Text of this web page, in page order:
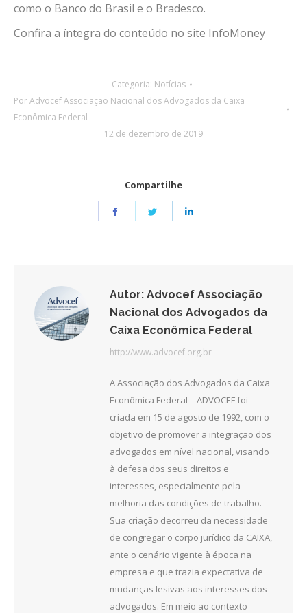
como o Banco do Brasil e o Bradesco.
Confira a íntegra do conteúdo no site InfoMoney
Categoria: Notícias
PorAdvocef Associação Nacional dos Advogados da Caixa
Econômica Federal
12 de dezembro de 2019
Compartilhe
Share
Share
Autor: Advocef Associação
Nacional dos Advogados da
Caixa Econômica Federal
http://www.advocef.org.br
A Associação dos Advogados da Caixa
Econômica Federal – ADVOCEF foi
criada em 15 de agosto de 1992, com o
objetivo de promover a integração dos
advogados em nível nacional, visando
à defesa dos seus direitos e
interesses, especialmente pela
melhoria das condições de trabalho.
Sua criação decorreu da necessidade
de congregar o corpo jurídico da CAIXA,
ante o cenário vigente à época na
empresa e que trazia expectativa de
mudanças lesivas aos interesses dos
advogados. Em meio ao contexto